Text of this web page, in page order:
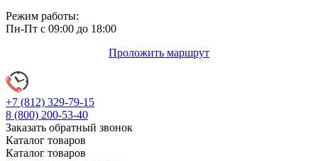
Режим работы:
Пн-Пт с 09:00 до 18:00
Проложить маршрут
+7 (812) 329-79-15
8 (800) 200-53-40
Заказать обратный звонок
Каталог товаров
Каталог товаров